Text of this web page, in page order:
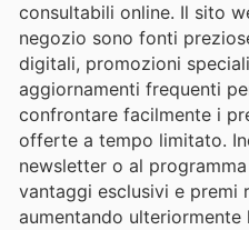
consultabili online. Il sito
negozio sono fonti
digitali, promozioni
aggiornamenti frequenti
confrontare facilmente i
offerte a tempo limitato.
newsletter o al
vantaggi esclusivi e premi
aumentando